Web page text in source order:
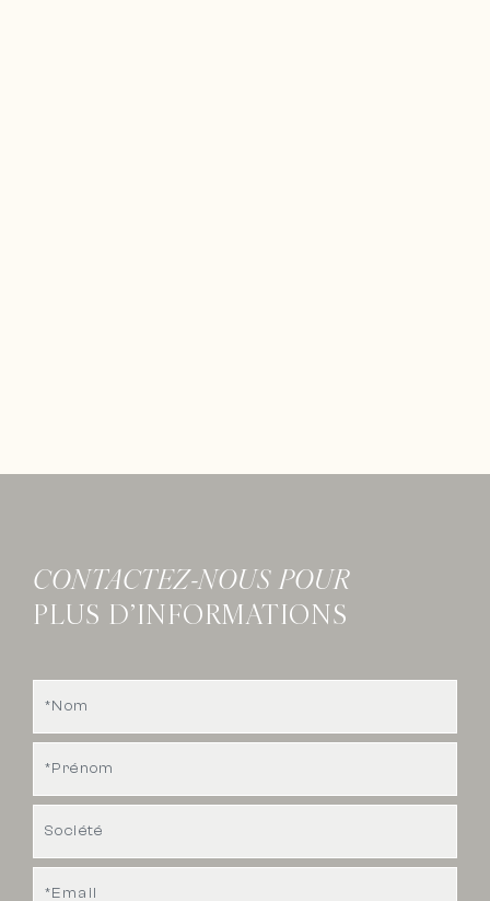
CONTACTEZ-NOUS POUR
PLUS D’INFORMATIONS